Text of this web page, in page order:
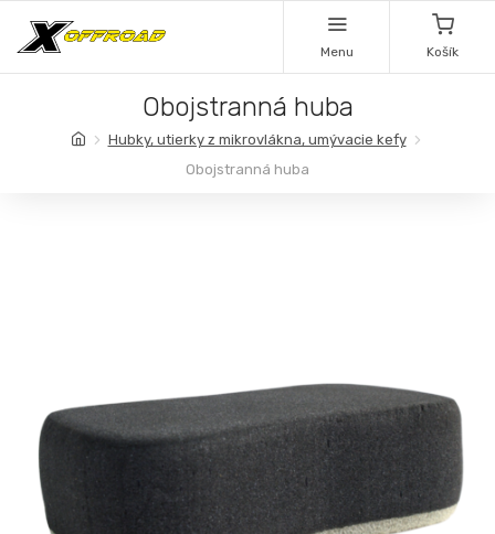
Menu Košík
Obojstranná huba
Hubky, utierky z mikrovlákna, umývacie kefy
Obojstranná huba